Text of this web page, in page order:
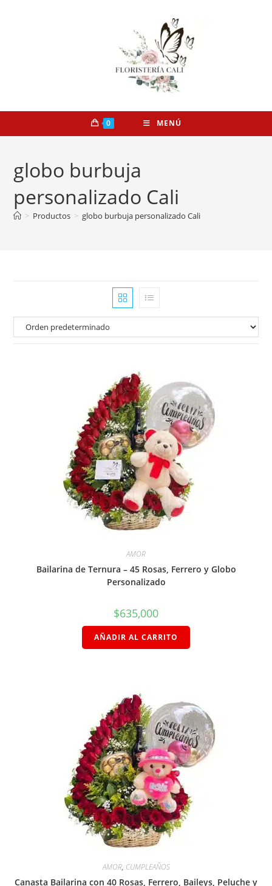
0 MENÚ
globo burbuja
personalizado Cali
> Productos > globo burbuja personalizado Cali
AMOR
Bailarina de Ternura – 45 Rosas, Ferrero y Globo
Personalizado
$635,000
AÑADIR AL CARRITO
AMOR, CUMPLEAÑOS
Canasta Bailarina con 40 Rosas, Ferrero, Baileys, Peluche y